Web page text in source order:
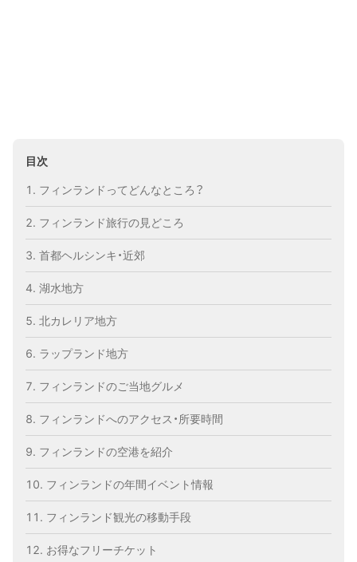
目次
フィンランドってどんなところ？
フィンランド旅行の見どころ
首都ヘルシンキ・近郊
湖水地方
北カレリア地方
ラップランド地方
フィンランドのご当地グルメ
フィンランドへのアクセス・所要時間
フィンランドの空港を紹介
フィンランドの年間イベント情報
フィンランド観光の移動手段
お得なフリーチケット